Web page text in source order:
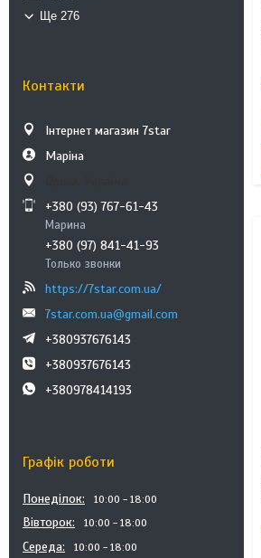
Ще 276
Контакти
Інтернет магазин 7star
Маріна
+380 (93) 767-61-43
Марина
+380 (97) 841-41-93
Только звонки
https://7star.com.ua/
7star.com.ua@gmail.com
+380937676143
+380937676143
+380978414193
Графік роботи
Понеділок 10:00 18:00
Вівторок 10:00 18:00
Середа 10:00 18:00